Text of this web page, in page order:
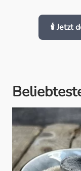
🕯️ Jetzt